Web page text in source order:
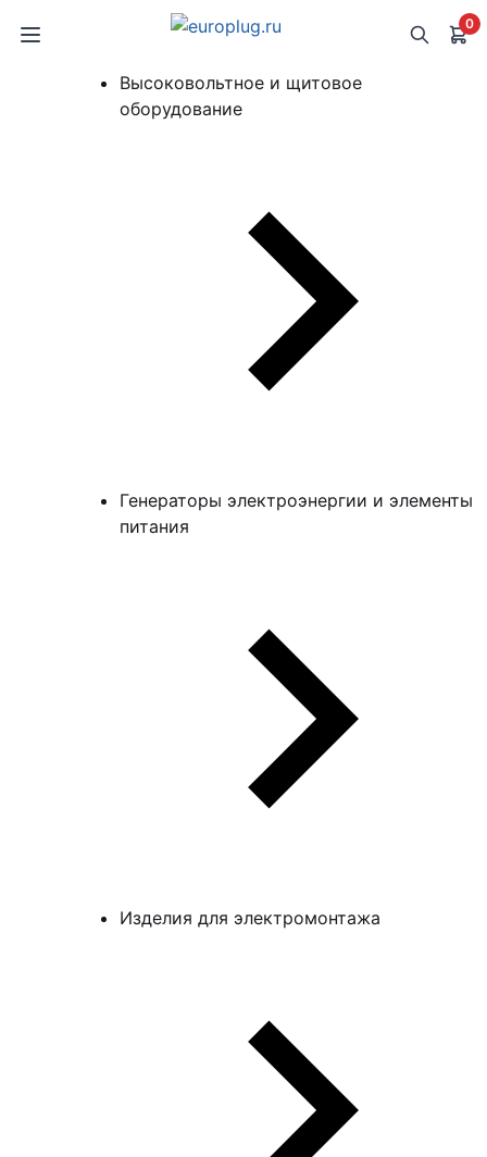
0
Высоковольтное и щитовое
оборудование
Генераторы электроэнергии и элементы
питания
Изделия для электромонтажа